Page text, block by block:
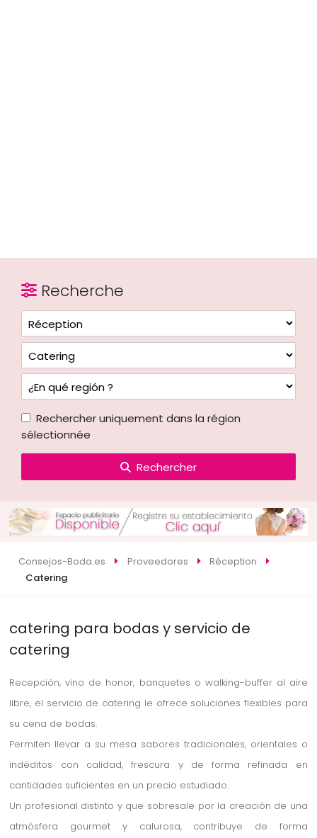
Recherche
Rechercher uniquement dans la région
sélectionnée
Rechercher
Consejos-Boda.es Proveedores
Réception
Catering
catering para bodas y servicio de
catering
Recepción, vino de honor, banquetes o walking-buffer al aire
libre, el servicio de catering le ofrece soluciones flexibles para
su cena de bodas.
Permiten llevar a su mesa sabores tradicionales, orientales o
indéditos con calidad, frescura y de forma refinada en
cantidades suficientes en un precio estudiado.
Un profesional distinto y que sobresale por la creación de una
atmósfera gourmet y calurosa, contribuye de forma